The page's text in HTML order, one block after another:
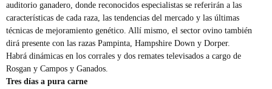
auditorio ganadero, donde reconocidos especialistas se referirán a las
características de cada raza, las tendencias del mercado y las últimas
técnicas de mejoramiento genético. Allí mismo, el sector ovino también
dirá presente con las razas Pampinta, Hampshire Down y Dorper.
Habrá dinámicas en los corrales y dos remates televisados a cargo de
Rosgan y Campos y Ganados.
Tres días a pura carne